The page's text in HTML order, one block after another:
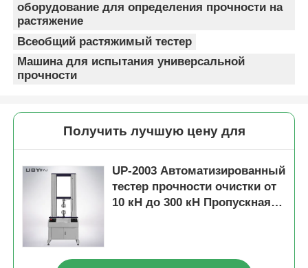
оборудование для определения прочности на
растяжение
Всеобщий растяжимый тестер
Машина для испытания универсальной
прочности
Получить лучшую цену для
UP-2003 Автоматизированный
тестер прочности очистки от
10 кН до 300 кН Пропускная